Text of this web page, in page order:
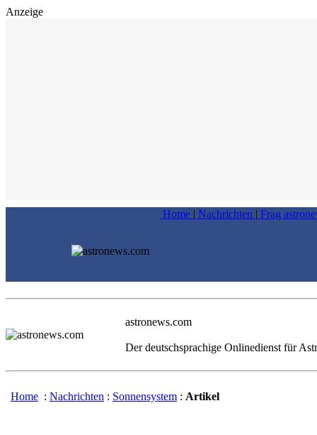
Anzeige
Home | Nachrichten | Frag
astronews.com
Der deutschsprachige Onlinedienst für
Home : Nachrichten : Sonnensystem : Artikel